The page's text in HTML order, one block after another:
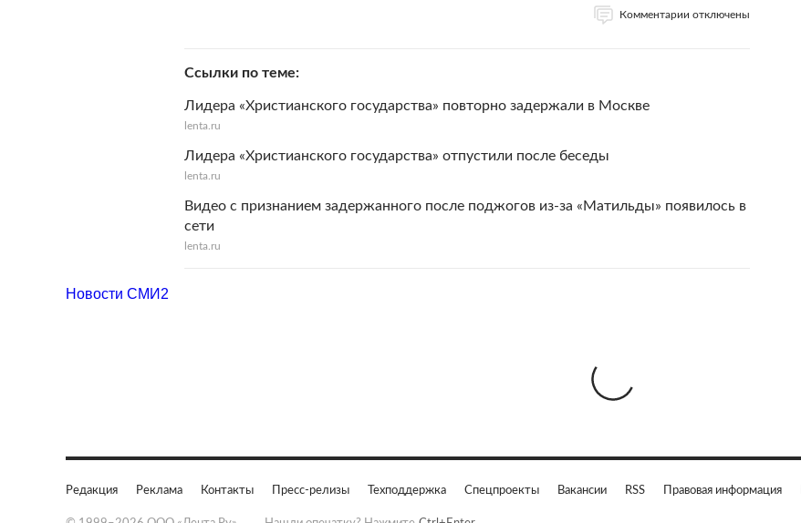
Комментарии отключены
Ссылки по теме
Лидера «Христианского государства» повторно задержали в Москве
lenta.ru
Лидера «Христианского государства» отпустили после беседы
lenta.ru
Видео с признанием задержанного после поджогов из-за «Матильды» появилось в
сети
lenta.ru
Новости СМИ2
Редакция Реклама Контакты Пресс-релизы Техподдержка Спецпроекты Вакансии RSS Правовая информация